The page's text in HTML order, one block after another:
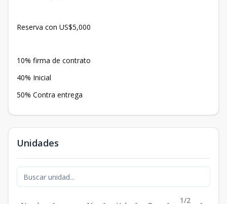
Reserva con US$5,000
10% firma de contrato
40% Inicial
50% Contra entrega
Unidades
1/2